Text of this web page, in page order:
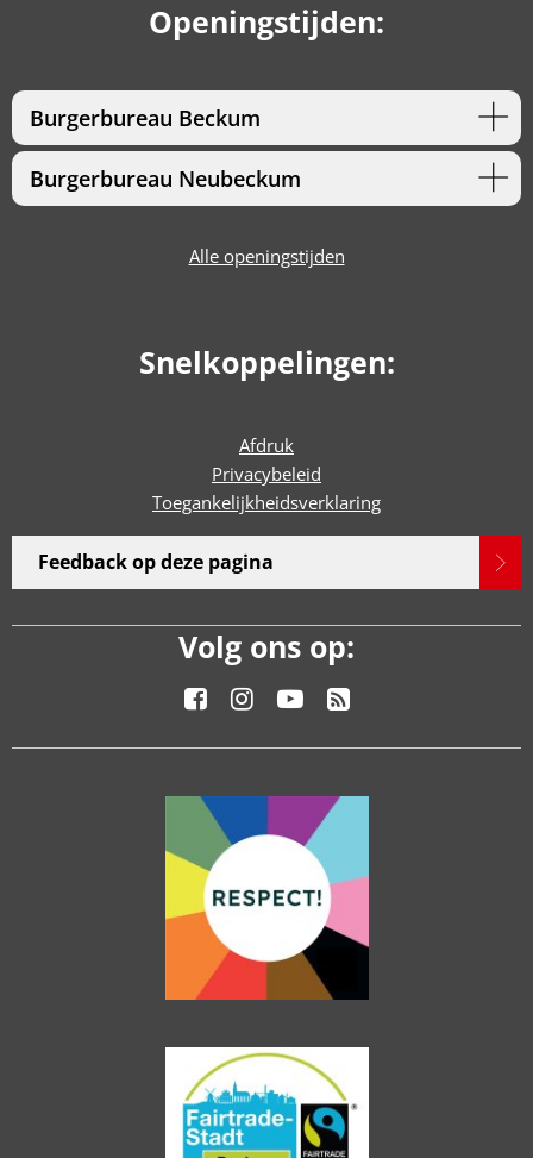
Openingstijden:
Burgerbureau Beckum
Burgerbureau Neubeckum
Alle openingstijden
Snelkoppelingen:
Afdruk
Privacybeleid
Toegankelijkheidsverklaring
Feedback op deze pagina
Volg ons op: